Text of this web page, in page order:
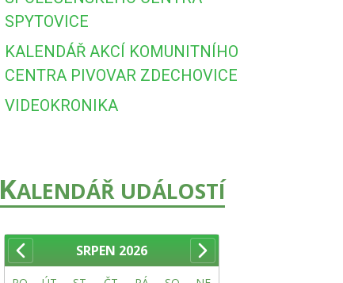
SPYTOVICE
KALENDÁŘ AKCÍ KOMUNITNÍHO
CENTRA PIVOVAR ZDECHOVICE
VIDEOKRONIKA
KALENDÁŘ UDÁLOSTÍ
SRPEN 2026